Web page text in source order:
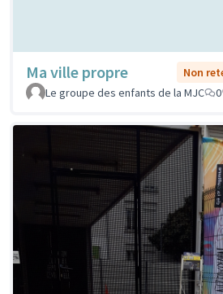
Ma ville propre
Non
Le groupe des enfants de la MJC
0